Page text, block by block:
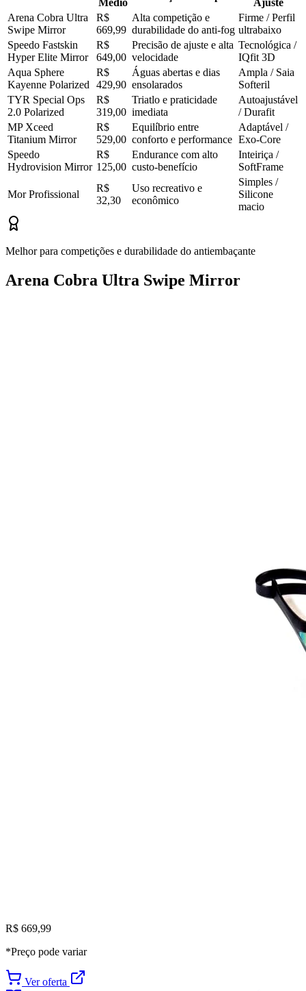
Médio
Ajuste
Arena Cobra Ultra
Swipe Mirror
R$
669,99
Alta competição e
durabilidade do anti-fog
Firme / Perfil
ultrabaixo
Speedo Fastskin
Hyper Elite Mirror
R$
649,00
Precisão de ajuste e alta
velocidade
Tecnológica /
IQfit 3D
Aqua Sphere
Kayenne Polarized
R$
429,90
Águas abertas e dias
ensolarados
Ampla / Saia
Softeril
TYR Special Ops
2.0 Polarized
R$
319,00
Triatlo e praticidade
imediata
Autoajustável
/ Durafit
MP Xceed
Titanium Mirror
R$
529,00
Equilíbrio entre
conforto e performance
Adaptável /
Exo-Core
Speedo
Hydrovision Mirror
R$
125,00
Endurance com alto
custo-benefício
Inteiriça /
SoftFrame
Mor Profissional
R$
32,30
Uso recreativo e
econômico
Simples /
Silicone
macio
Melhor para competições e durabilidade do antiembaçante
Arena Cobra Ultra Swipe Mirror
R$ 669,99
*Preço pode variar
Ver oferta